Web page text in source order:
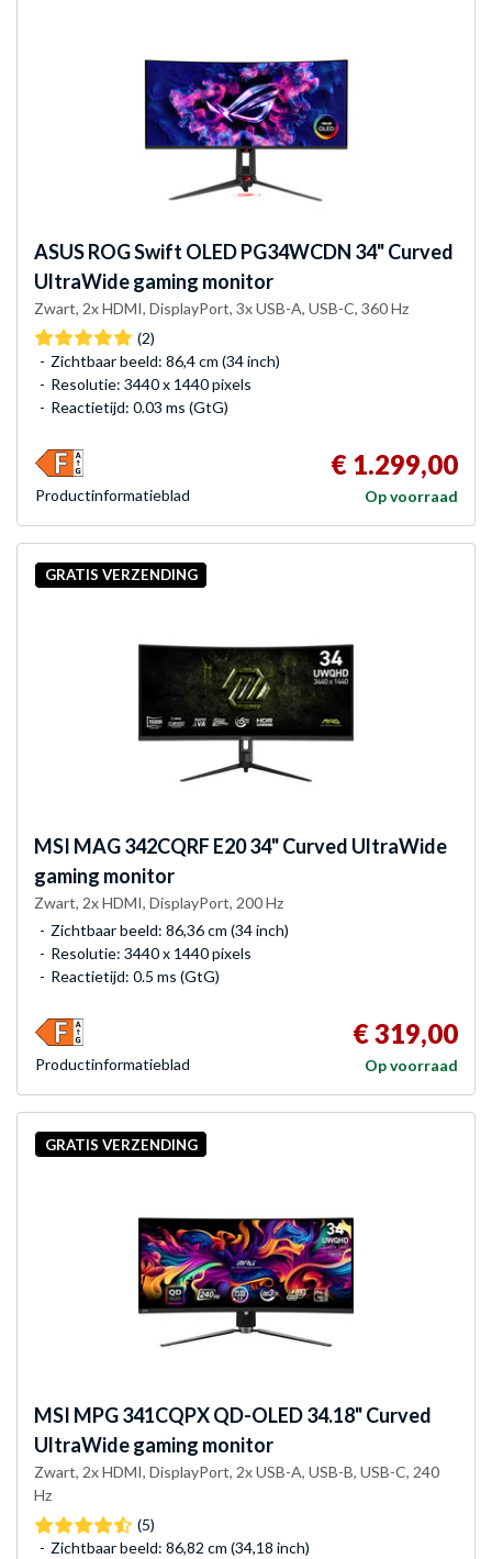
ASUSROG Swift OLED PG34WCDN 34" Curved
UltraWide gaming monitor
Zwart, 2x HDMI, DisplayPort, 3x USB-A, USB-C, 360 Hz
(2)
Zichtbaar beeld: 86,4 cm (34 inch)
Resolutie: 3440 x 1440 pixels
Reactietijd: 0.03 ms (GtG)
€ 1.299,00
Op voorraad
Product­informatieblad
GRATIS VERZENDING
MSI MAG 342CQRF E20 34" Curved UltraWide
gaming monitor
Zwart, 2x HDMI, DisplayPort, 200 Hz
Zichtbaar beeld: 86,36 cm (34 inch)
Resolutie: 3440 x 1440 pixels
Reactietijd: 0.5 ms (GtG)
€ 319,00
Op voorraad
Product­informatieblad
GRATIS VERZENDING
MSI MPG 341CQPX QD-OLED 34.18" Curved
UltraWide gaming monitor
Zwart, 2x HDMI, DisplayPort, 2x USB-A, USB-B, USB-C, 240
Hz
(5)
Zichtbaar beeld: 86,82 cm (34,18 inch)